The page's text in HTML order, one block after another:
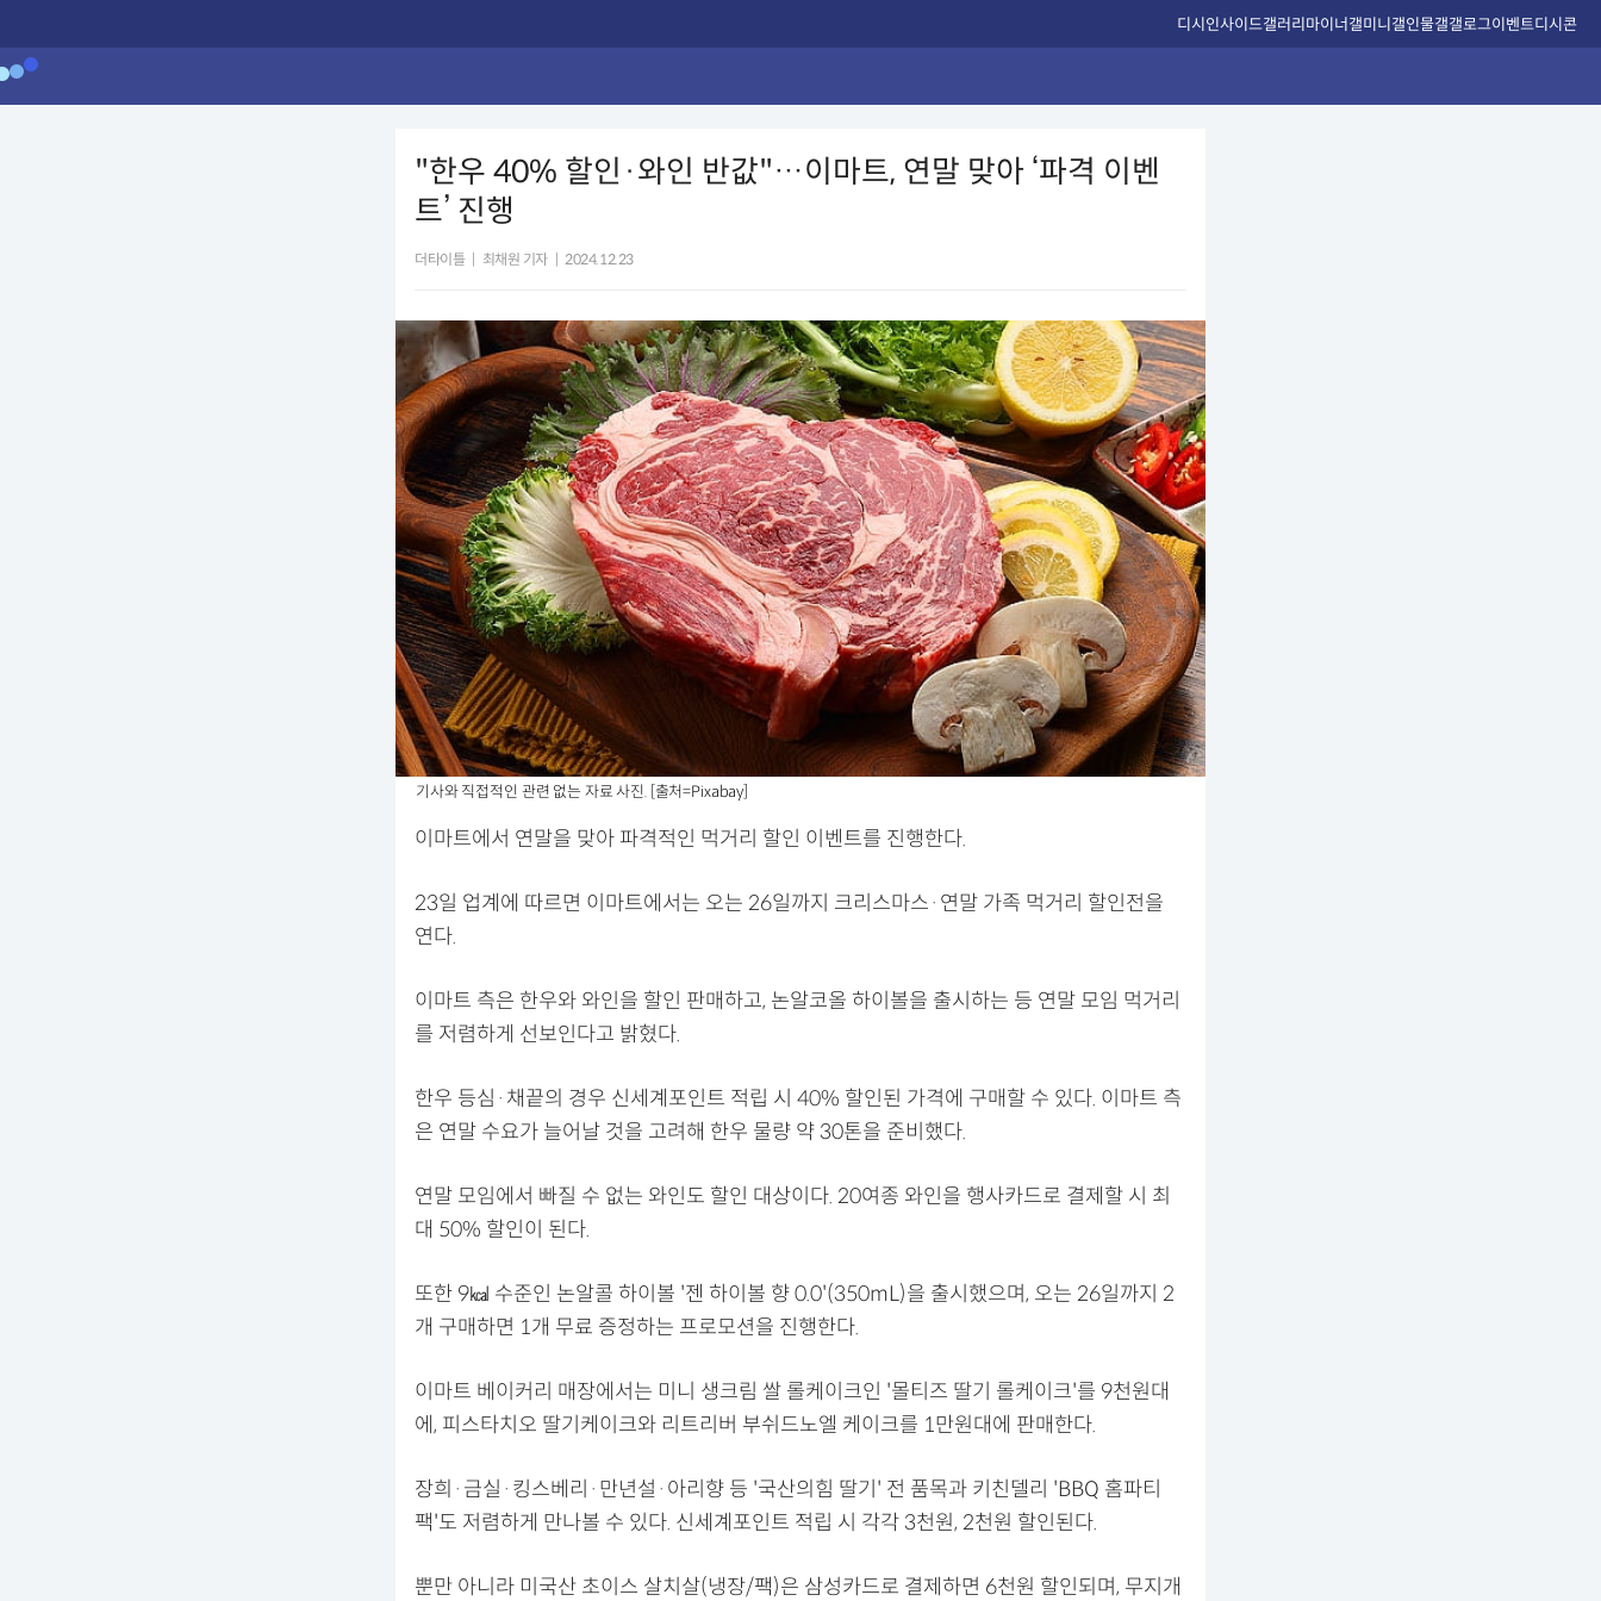
디시인사이드갤러리마이너갤미니갤인물갤갤로그이벤트디시콘
"한우 40% 할인·와인 반값"…이마트, 연말 맞아 ‘파격 이벤
트’ 진행
더타이틀 최채원 기자 2024.12.23
기사와 직접적인 관련 없는 자료 사진. [출처=Pixabay]
이마트에서 연말을 맞아 파격적인 먹거리 할인 이벤트를 진행한다.
23일 업계에 따르면 이마트에서는 오는 26일까지 크리스마스·연말 가족 먹거리 할인전을
연다.
이마트 측은 한우와 와인을 할인 판매하고, 논알코올 하이볼을 출시하는 등 연말 모임 먹거리
를 저렴하게 선보인다고 밝혔다.
한우 등심·채끝의 경우 신세계포인트 적립 시 40% 할인된 가격에 구매할 수 있다. 이마트 측
은 연말 수요가 늘어날 것을 고려해 한우 물량 약 30톤을 준비했다.
연말 모임에서 빠질 수 없는 와인도 할인 대상이다. 20여종 와인을 행사카드로 결제할 시 최
대 50% 할인이 된다.
또한 9㎉ 수준인 논알콜 하이볼 '젠 하이볼 향 0.0'(350mL)을 출시했으며, 오는 26일까지 2
개 구매하면 1개 무료 증정하는 프로모션을 진행한다.
이마트 베이커리 매장에서는 미니 생크림 쌀 롤케이크인 '몰티즈 딸기 롤케이크'를 9천원대
에, 피스타치오 딸기케이크와 리트리버 부쉬드노엘 케이크를 1만원대에 판매한다.
장희·금실·킹스베리·만년설·아리향 등 '국산의힘 딸기' 전 품목과 키친델리 'BBQ 홈파티
팩'도 저렴하게 만나볼 수 있다. 신세계포인트 적립 시 각각 3천원, 2천원 할인된다.
뿐만 아니라 미국산 초이스 살치살(냉장/팩)은 삼성카드로 결제하면 6천원 할인되며, 무지개